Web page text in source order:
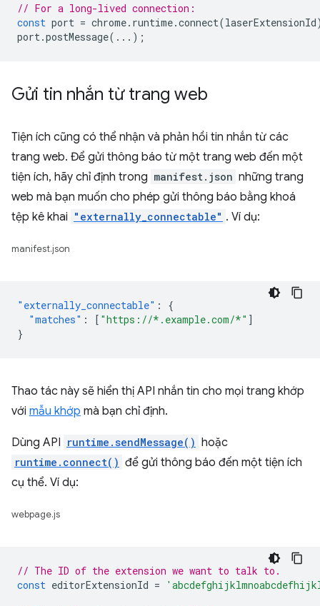
// For a long-lived connection:
const port = chrome. runtime.connect(laserExtensionId
port.postMessage(...);
Gửi tin nhắn từ trang web
Tiện ích cũng có thể nhận và phản hồi tin nhắn từ các
trang web. Để gửi thông báo từ một trang web đến một
tiện ích, hãy chỉ định trong manifest.json những trang
web mà bạn muốn cho phép gửi thông báo bằng khoá
tệp kê khai "externally_connectable" . Ví dụ:
manifest.json
"externally_connectable" :
{
"matches" : [ "https://*.example.com/*" ]
}
Thao tác này sẽ hiển thị API nhắn tin cho mọi trang khớp
với mẫu khớp mà bạn chỉ định.
Dùng API runtime.sendMessage() hoặc
runtime.connect() để gửi thông báo đến một tiện ích
cụ thể. Ví dụ:
webpage.js
// The ID of the extension we want to talk to.
const editorExtensionId =